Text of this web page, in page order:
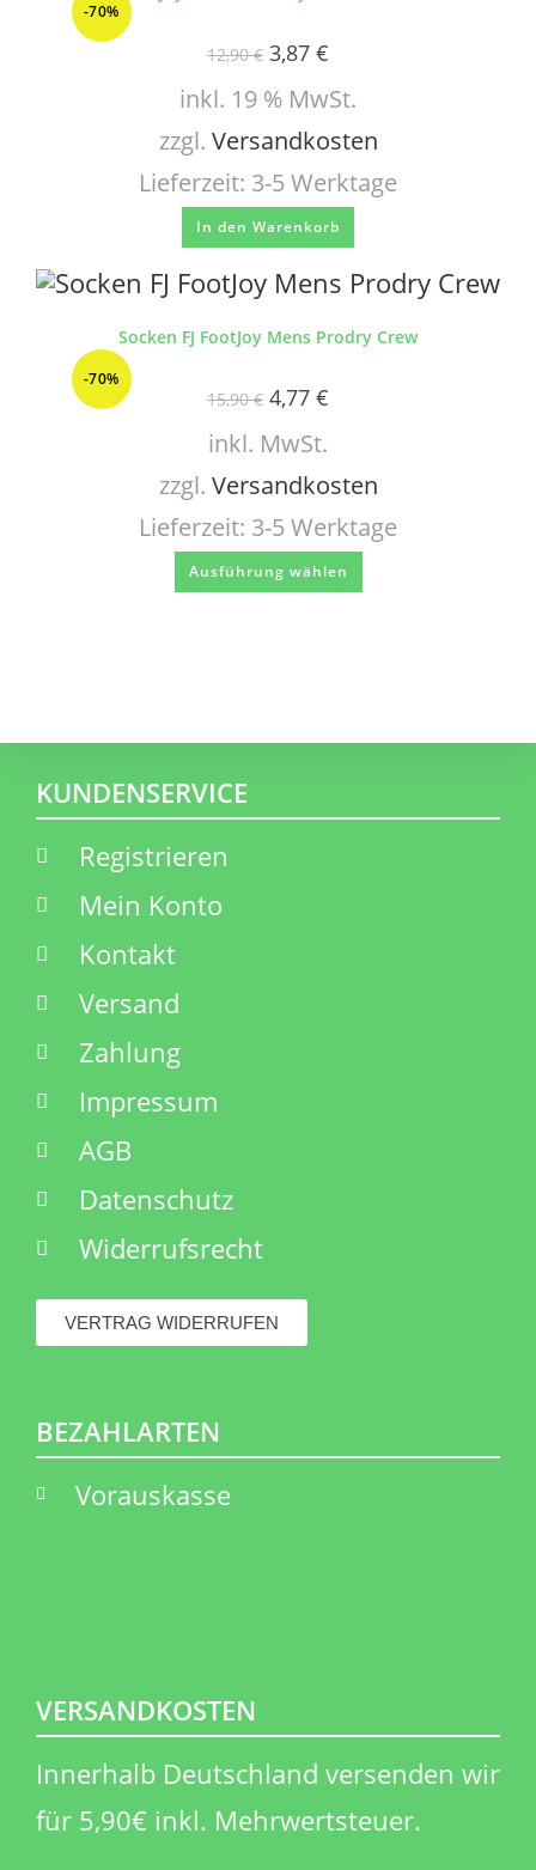
-70%
12,90€ 3,87 €
inkl. 19 % MwSt.
zzgl. Versandkosten
Lieferzeit: 3-5 Werktage
In den Warenkorb
-70%
Socken FJ FootJoy Mens Prodry Crew
15,90€ 4,77 €
inkl. MwSt.
zzgl. Versandkosten
Lieferzeit: 3-5 Werktage
Ausführung wählen
KUNDENSERVICE
Registrieren
Mein Konto
Kontakt
Versand
Zahlung
Impressum
AGB
Datenschutz
Widerrufsrecht
VERTRAG WIDERRUFEN
BEZAHLARTEN
Vorauskasse
VERSANDKOSTEN
Innerhalb Deutschland versenden wir
für 5,90€ inkl. Mehrwertsteuer.